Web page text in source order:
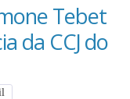
Tebet
da CCJ do